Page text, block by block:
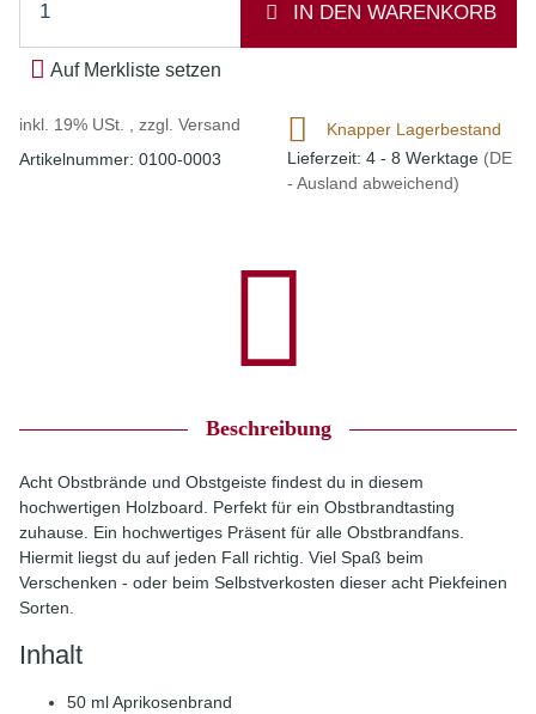
IN DEN WARENKORB
Auf Merkliste setzen
inkl. 19% USt. , zzgl. Versand
Artikelnummer: 0100-0003
Knapper Lagerbestand
Lieferzeit: 4 - 8 Werktage (DE
- Ausland abweichend)
Beschreibung
Acht Obstbrände und Obstgeiste findest du in diesem
hochwertigen Holzboard. Perfekt für ein Obstbrandtasting
zuhause. Ein hochwertiges Präsent für alle Obstbrandfans.
Hiermit liegst du auf jeden Fall richtig. Viel Spaß beim
Verschenken - oder beim Selbstverkosten dieser acht Piekfeinen
Sorten.
Inhalt
50 ml Aprikosenbrand